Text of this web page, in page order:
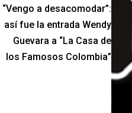
“Vengo a desacomodar”:
así fue la entrada Wendy
Guevara a “La Casa de
los Famosos Colombia”